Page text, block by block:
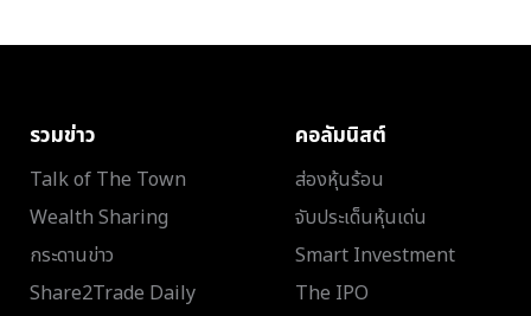
รวมข่าว
Talk of The Town
Wealth Sharing
กระดานข่าว
Share2Trade Daily
คอลัมนิสต์
ส่องหุ้นร้อน
จับประเด็นหุ้นเด่น
Smart Investment
The IPO